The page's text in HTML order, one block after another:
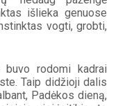
išlieka genuose
vogti, grobti,
rodomi kadrai
Taip didžioji dalis
Padėkos dieną,